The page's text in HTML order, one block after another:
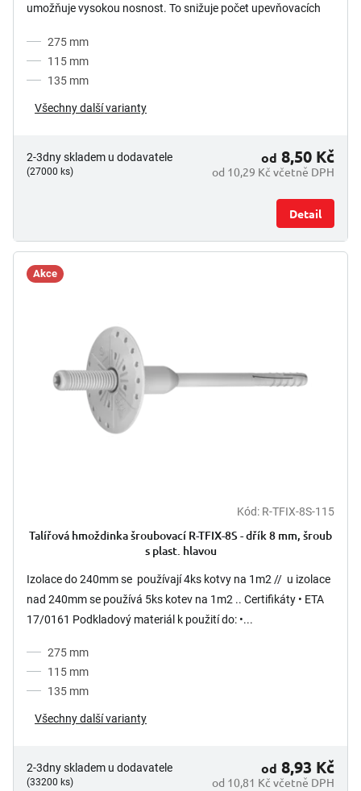
umožňuje vysokou nosnost. To snižuje počet upevňovacích
275 mm
115 mm
135 mm
Všechny další varianty
2-3dny skladem u dodavatele
(27000 ks) od 10,29 Kč včetně DPH
od 8,50 Kč
Detail
Akce
hodnocení
produktu
5,0
5
hvězdiček.
Kód: R-TFIX-8S-115
Talířová hmoždinka šroubovací R-TFIX-8S - dřík 8 mm, šroub
s plast. hlavou
Izolace do 240mm se používají 4ks kotvy na 1m2 // u izolace
nad 240mm se používá 5ks kotev na 1m2 .. Certifikáty • ETA
17/0161 Podkladový materiál k použití do: •...
275 mm
115 mm
135 mm
Všechny další varianty
2-3dny skladem u dodavatele
(33200 ks) od 10,81 Kč včetně DPH
od 8,93 Kč